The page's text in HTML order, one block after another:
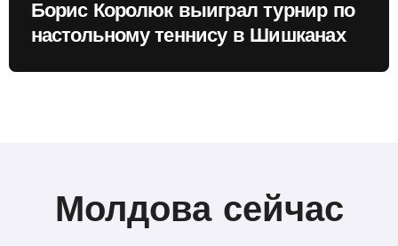
Борис Королюк выиграл турнир по
настольному теннису в Шишканах
Молдова сейчас